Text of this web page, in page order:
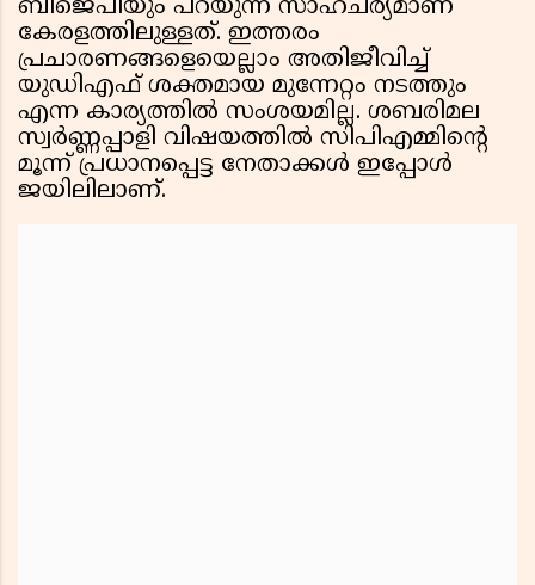
ബിജെപിയും പറയുന്ന സാഹചര്യമാണ്
കേരളത്തിലുള്ളത്. ഇത്തരം
പ്രചാരണങ്ങളെയെല്ലാം അതിജീവിച്ച്
യുഡിഎഫ് ശക്തമായ മുന്നേറ്റം നടത്തും
എന്ന കാര്യത്തിൽ സംശയമില്ല. ശബരിമല
സ്വർണ്ണപ്പാളി വിഷയത്തിൽ സിപിഎമ്മിന്റെ
മൂന്ന് പ്രധാനപ്പെട്ട നേതാക്കൾ ഇപ്പോൾ
ജയിലിലാണ്.